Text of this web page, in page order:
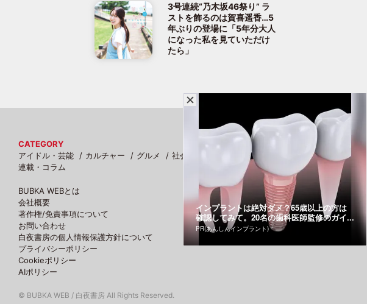
3号連続“乃木坂46祭り” ラ
ストを飾るのは賀喜遥香…5
年ぶりの登場に「5年分大人
になった私を見ていただけ
たら」
CATEGORY
アイドル・芸能
カルチャー グルメ 社会
連載・コラム
BUBKA WEBとは
会社概要
著作権/免責事項について
お問い合わせ
白夜書房の個人情報保護方針について
プライバシーポリシー
Cookieポリシー
AIポリシー
© BUBKA WEB / 白夜書房 All Rights Reserved.
インプラントは絶対ダメ？65歳以上の方は
確認してみて。20名の歯科医師監修のガイ...
PR(あんしんインプラント)